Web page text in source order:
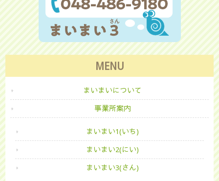
MENU
まいまいについて
事業所案内
まいまい1(いち)
まいまい2(にい)
まいまい3(さん)